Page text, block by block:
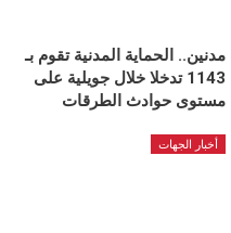
مدنين.. الحماية المدنية تقوم بـ
1143 تدخلا خلال جويلية على
مستوى حوادث الطرقات
أخبار الجهات